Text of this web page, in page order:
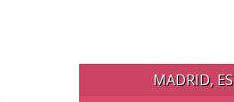
MADRID, ES